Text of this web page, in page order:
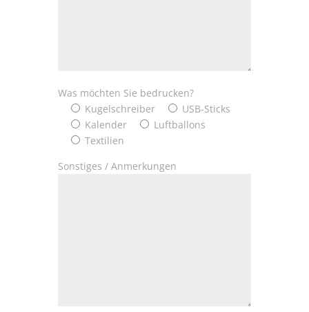
Was möchten Sie bedrucken?
Kugelschreiber
USB-Sticks
Kalender
Luftballons
Textilien
Sonstiges / Anmerkungen